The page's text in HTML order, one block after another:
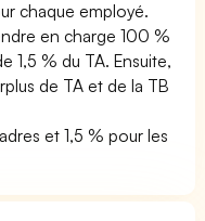
chaque employé.
en charge 100 %
1,5 % du TA. Ensuite,
de TA et de la TB
et 1,5 % pour les